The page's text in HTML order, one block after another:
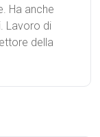
Ha anche
Lavoro di
della